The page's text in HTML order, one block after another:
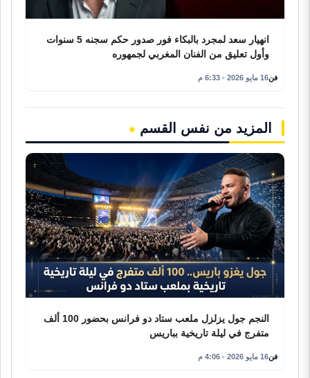
انهيار سعد لمجرد بالبكاء فور صدور حكم سجنه 5 سنوات
وأول تعليق من الفنان المغربي لجمهوره
فن16 مايو 2026 - 6:33 م
المزيد من نفس القسم
النجم جول يزلزل ملعب ستاد دو فرانس بحضور 100 ألف
متفرج في ليلة تاريخية بباريس
فن16 مايو 2026 - 4:06 م